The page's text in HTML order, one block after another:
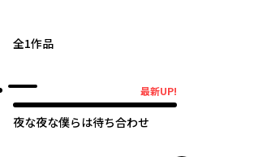
全1作品
最新UP!
夜な夜な僕らは待ち合わせ